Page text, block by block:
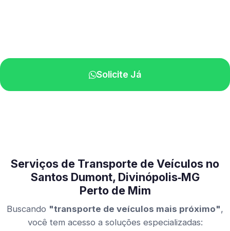
Solicite Já
Serviços de Transporte de Veículos no
Santos Dumont, Divinópolis‑MG
Perto de Mim
Buscando "transporte de veículos mais próximo",
você tem acesso a soluções especializadas: